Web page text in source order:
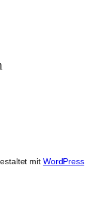
mit WordPress